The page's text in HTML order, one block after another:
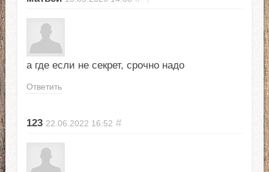
а где если не секрет, срочно надо
Ответить
123 22.06.2022 16:52 #